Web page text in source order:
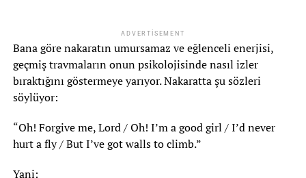
ADVERTISEMENT
Bana göre nakaratın umursamaz ve eğlenceli enerjisi,
geçmiş travmaların onun psikolojisinde nasıl izler
bıraktığını göstermeye yarıyor. Nakaratta şu sözleri
söylüyor:
“Oh! Forgive me, Lord / Oh! I’m a good girl / I’d never
hurt a fly / But I’ve got walls to climb.”
Yani: